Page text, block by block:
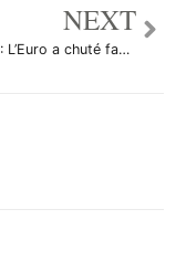
NEXT
EUR/USD: L’Euro a chuté face à la Fed, mais a rapidement annulé le mouvement